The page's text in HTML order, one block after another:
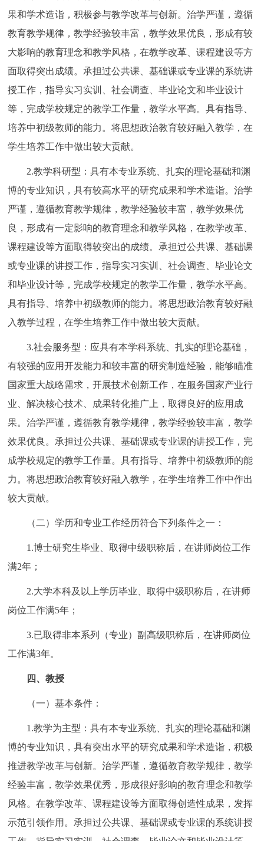
果和学术造诣，积极参与教学改革与创新。治学严谨，遵循
教育教学规律，教学经验较丰富，教学效果优良，形成有较
大影响的教育理念和教学风格，在教学改革、课程建设等方
面取得突出成绩。承担过公共课、基础课或专业课的系统讲
授工作，指导实习实训、社会调查、毕业论文和毕业设计
等，完成学校规定的教学工作量，教学水平高。具有指导、
培养中初级教师的能力。将思想政治教育较好融入教学，在
学生培养工作中做出较大贡献。
2.教学科研型：具有本专业系统、扎实的理论基础和渊
博的专业知识，具有较高水平的研究成果和学术造诣。治学
严谨，遵循教育教学规律，教学经验较丰富，教学效果优
良，形成有一定影响的教育理念和教学风格，在教学改革、
课程建设等方面取得较突出的成绩。承担过公共课、基础课
或专业课的讲授工作，指导实习实训、社会调查、毕业论文
和毕业设计等，完成学校规定的教学工作量，教学水平高。
具有指导、培养中初级教师的能力。将思想政治教育较好融
入教学过程，在学生培养工作中做出较大贡献。
3.社会服务型：应具有本学科系统、扎实的理论基础，
有较强的应用开发能力和较丰富的研究制造经验，能够瞄准
国家重大战略需求，开展技术创新工作，在服务国家产业行
业、解决核心技术、成果转化推广上，取得良好的应用成
果。治学严谨，遵循教育教学规律，教学经验较丰富，教学
效果优良。承担过公共课、基础课或专业课的讲授工作，完
成学校规定的教学工作量。具有指导、培养中初级教师的能
力。将思想政治教育较好融入教学，在学生培养工作中作出
较大贡献。
（二）学历和专业工作经历符合下列条件之一：
1.博士研究生毕业、取得中级职称后，在讲师岗位工作
满2年；
2.大学本科及以上学历毕业、取得中级职称后，在讲师
岗位工作满5年；
3.已取得非本系列（专业）副高级职称后，在讲师岗位
工作满3年。
四、教授
（一）基本条件：
1.教学为主型：具有本专业系统、扎实的理论基础和渊
博的专业知识，具有突出水平的研究成果和学术造诣，积极
推进教学改革与创新。治学严谨，遵循教育教学规律，教学
经验丰富，教学效果优秀，形成很好影响的教育理念和教学
风格。在教学改革、课程建设等方面取得创造性成果，发挥
示范引领作用。承担过公共课、基础课或专业课的系统讲授